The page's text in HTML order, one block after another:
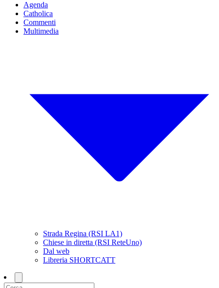
Agenda
Catholica
Commenti
Multimedia
Strada Regina (RSI LA1)
Chiese in diretta (RSI ReteUno)
Dal web
Libreria SHORTCATT